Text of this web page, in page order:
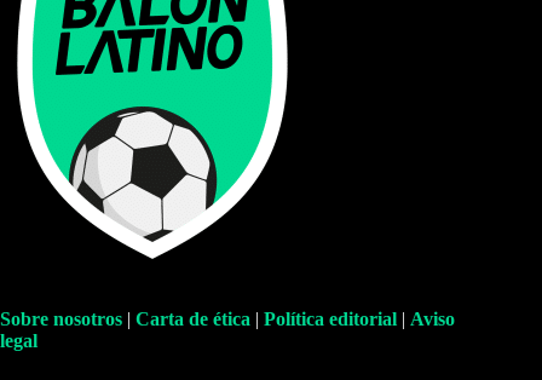
Sobre nosotros | Carta de ética | Política editorial | Aviso
legal